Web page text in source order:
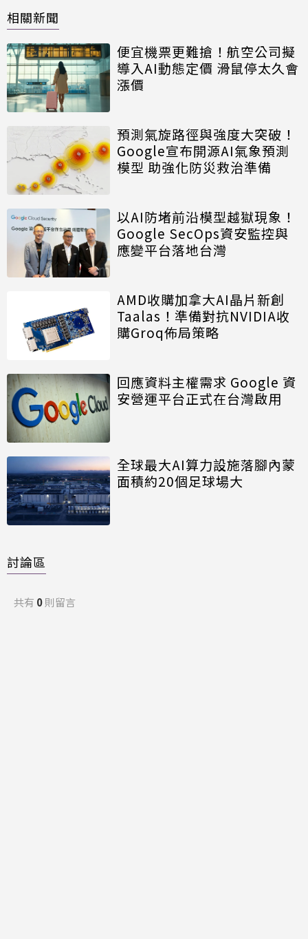
相關新聞
便宜機票更難搶！航空公司擬
導入AI動態定價 滑鼠停太久會
漲價
預測氣旋路徑與強度大突破！
Google宣布開源AI氣象預測
模型 助強化防災救治準備
以AI防堵前沿模型越獄現象！
Google SecOps資安監控與
應變平台落地台灣
AMD收購加拿大AI晶片新創
Taalas！準備對抗NVIDIA收
購Groq佈局策略
回應資料主權需求 Google 資
安營運平台正式在台灣啟用
全球最大AI算力設施落腳內蒙
面積約20個足球場大
討論區
共有 0則留言